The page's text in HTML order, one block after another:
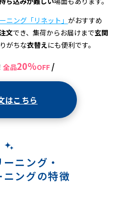
ニング「リネット」 がおすすめ
文でき、集荷からお届けまで玄関
がちな衣替えにも便利です。
全品20%OFF /
はこちら
ニング・
ングの特徴